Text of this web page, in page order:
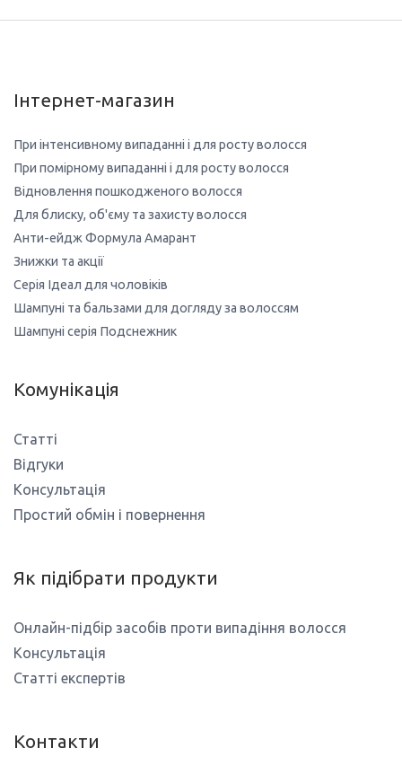
Інтернет-магазин
При інтенсивному випаданні і для росту волосся
При помірному випаданні і для росту волосся
Відновлення пошкодженого волосся
Для блиску, об'єму та захисту волосся
Анти-ейдж Формула Амарант
Знижки та акції
Серія Ідеал для чоловіків
Шампуні та бальзами для догляду за волоссям
Шампуні серія Подснежник
Комунікація
Статті
Відгуки
Консультація
Простий обмін і повернення
Як підібрати продукти
Онлайн-підбір засобів проти випадіння волосся
Консультація
Статті експертів
Контакти